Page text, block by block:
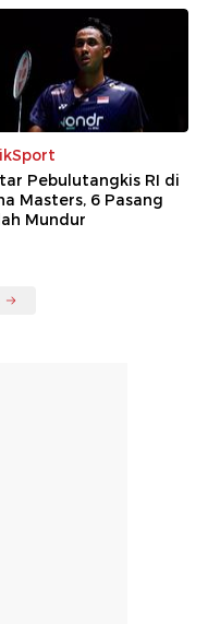
Pebulutangkis RI di
Masters, 6 Pasang
Mundur